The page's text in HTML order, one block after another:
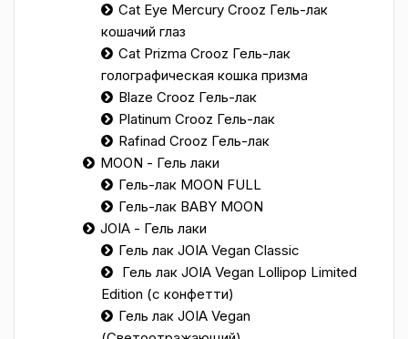
Cat Eye Mercury Crooz Гель-лак
кошачий глаз
Cat Prizma Crooz Гель-лак
голографическая кошка призма
Blaze Crooz Гель-лак
Platinum Crooz Гель-лак
Rafinad Crooz Гель-лак
MOON - Гель лаки
Гель-лак MOON FULL
Гель-лак BABY MOON
JOIA - Гель лаки
Гель лак JOIA Vegan Classic
Гель лак JOIA Vegan Lollipop Limited
Edition (с конфетти)
Гель лак JOIA Vegan